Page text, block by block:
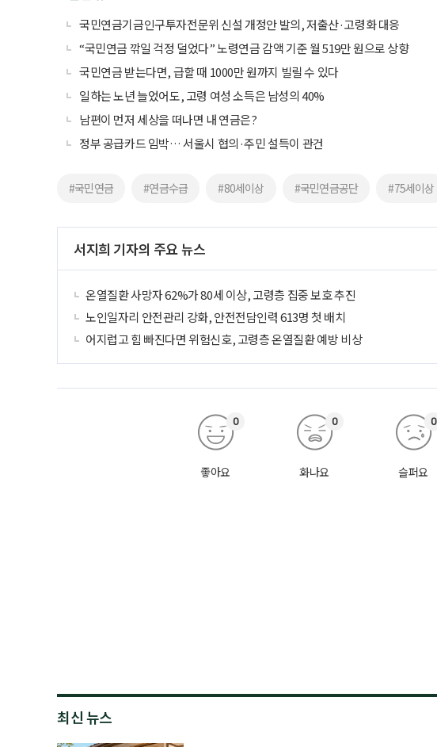
국민연금기금인구투자전문위 신설 개정안 발의, 저출산·고령화 대응
“국민연금 깎일 걱정 덜었다” 노령연금 감액 기준 월 519만 원으로 상향
국민연금 받는다면, 급할 때 1000만 원까지 빌릴 수 있다
일하는 노년 늘었어도, 고령 여성 소득은 남성의 40%
남편이 먼저 세상을 떠나면 내 연금은?
정부 공급카드 임박… 서울시 협의·주민 설득이 관건
#국민연금 #연금수급 #80세이상 #국민연금공단 #75세이상
서지희 기자의 주요 뉴스
온열질환 사망자 62%가 80세 이상, 고령층 집중 보호 추진
노인일자리 안전관리 강화, 안전전담인력 613명 첫 배치
어지럽고 힘 빠진다면 위험신호, 고령층 온열질환 예방 비상
좋아요
0
화나요
0
슬퍼요
0
최신 뉴스